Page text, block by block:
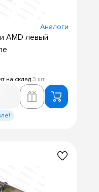
Аналоги
AMD левый
на склад 3 шт